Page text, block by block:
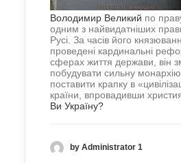
Володимир Великий по
одним з найвидатніших
Русі. За часів його
проведені кардинальні
сферах життя держави, він
побудувати сильну
поставити крапку в
країни, впровадивши
Ви Україну?
by Administrator 1